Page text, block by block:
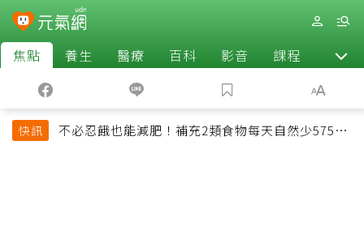
焦點 養生 醫療 百科 影音 課程 退休
快訊
不必忍餓也能減肥！補充2類食物每天自然少575大